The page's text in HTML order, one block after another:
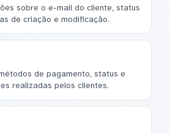
sobre o e-mail do cliente, status
de criação e modificação.
de pagamento, status e
realizadas pelos clientes.